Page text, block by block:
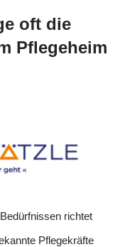
oft die
Pflegeheim
richtet
Pflegekräfte